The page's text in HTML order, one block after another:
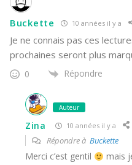
Buckette 10 années il y a
Je ne connais pas ces
prochaines seront plus
0 Répondre
Auteur
Zina 10 années il y a
Répondre à Buckette
Merci c’est gentil mais